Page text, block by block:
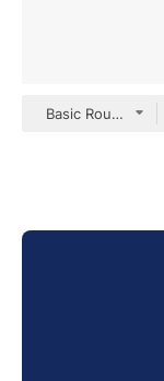
Basic Rounded